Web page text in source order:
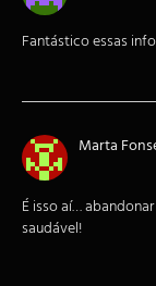
Fantástico essas
Marta
É isso aí…
saudável!